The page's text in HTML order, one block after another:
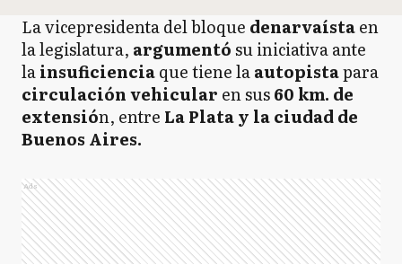
La vicepresidenta del bloque denarvaístaen
la legislatura, argumentósu iniciativa ante
lainsuficienciaque tiene laautopistapara
circulación vehicular en sus60 km. de
extensión, entre La Plata y la ciudad de
Buenos Aires.
Ads